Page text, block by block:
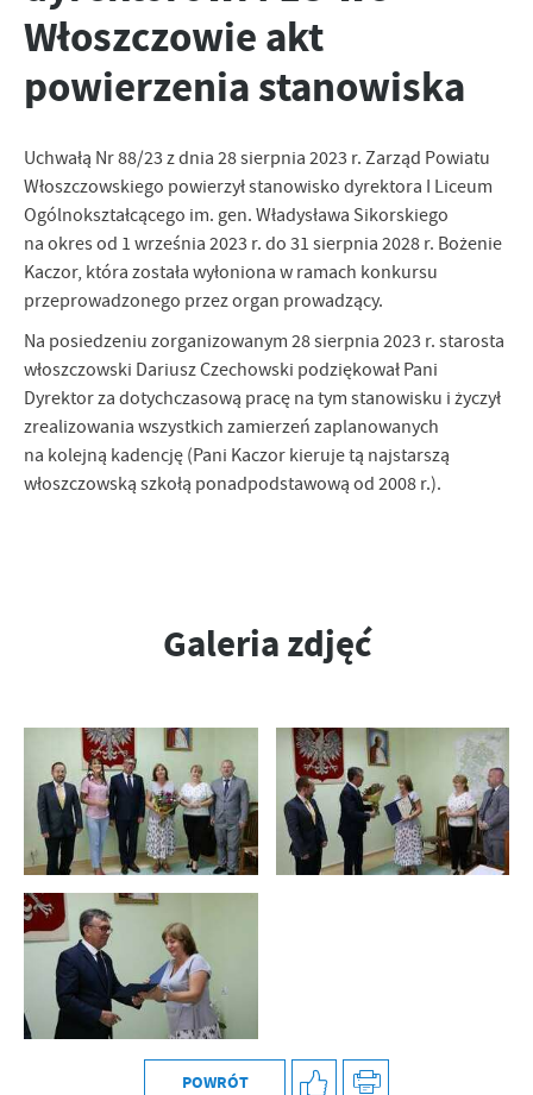
Włoszczowie akt
powierzenia stanowiska
Uchwałą Nr 88/23 z dnia 28 sierpnia 2023 r. Zarząd Powiatu
Włoszczowskiego powierzył stanowisko dyrektora I Liceum
Ogólnokształcącego im. gen. Władysława Sikorskiego
na okres od 1 września 2023 r. do 31 sierpnia 2028 r. Bożenie
Kaczor, która została wyłoniona w ramach konkursu
przeprowadzonego przez organ prowadzący.
Na posiedzeniu zorganizowanym 28 sierpnia 2023 r. starosta
włoszczowski Dariusz Czechowski podziękował Pani
Dyrektor za dotychczasową pracę na tym stanowisku i życzył
zrealizowania wszystkich zamierzeń zaplanowanych
na kolejną kadencję (Pani Kaczor kieruje tą najstarszą
włoszczowską szkołą ponadpodstawową od 2008 r.).
Galeria zdjęć
POWRÓT
personalizację określonych funkcjonalności czy prezentowanych
treści.
Dzięki tym plikom cookies możemy zapewnić Ci większy komfort
korzystania z funkcjonalności naszej strony poprzez dopasowanie
funkcjonalne i personalizacyjne pliki cookies gwarantuje
dostępność większej ilości funkcji na stronie.
Więcej
Analityczne
Analityczne pliki cookies pomagają nam rozwijać się i
dostosowywać do Twoich potrzeb.
Cookies analityczne pozwalają na uzyskanie informacji w zakresie
wykorzystywania witryny internetowej, miejsca oraz częstotliwości,
z jaką odwiedzane są nasze serwisy www. Dane pozwalają nam na
popularności wśród użytkowników. Zgromadzone informacje są
przetwarzane w formie zanonimizowanej. Wyrażenie zgody na
analityczne pliki cookies gwarantuje dostępność wszystkich
funkcjonalności.
Więcej
Reklamowe
Dzięki reklamowym plikom cookies prezentujemy Ci najciekawsze
informacje i aktualności na stronach naszych partnerów.
Promocyjne pliki cookies służą do prezentowania Ci naszych
komunikatów na podstawie analizy Twoich upodobań oraz Twoich
zwyczajów dotyczących przeglądanej witryny internetowej. Treści
promocyjne mogą pojawić się na stronach podmiotów trzecich lub
Więcej